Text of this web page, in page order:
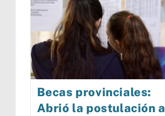
Becas provinciales:
Abrió la postulación a